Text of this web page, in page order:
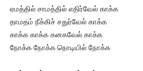
ஏமத்தில் சாமத்தில் எதிர்வேல் காக்க
தாமதம் நீக்கிச் சதுர்வேல் காக்க
காக்க காக்க கனகவேல் காக்க
நோக்க நோக்க நொடியில் நோக்க